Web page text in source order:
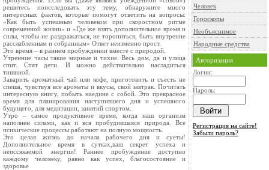
решитесь поисследовать эту тему, обнаружите много
интересных фактов, которые помогут ответить на вопросы:
«Как быть успешным человеком при скоростном ритме
современной жизни» и «Где же взять дополнительное время и
силы, чтобы не раздражаться, не торопиться, быть внутренне
расслабленным и собранным» Ответ неизменно прост.
Это время – в раннем пробуждении вместе с природой.
Утренние часы такие мирные и тихие. Весь дом, да и улица
спит. Спят дети. И можно действительно насладиться
тишиной.
Заварить ароматный чай или кофе, приготовить и съесть не
спеша, чувствуя все ароматы и вкусы, свой завтрак. Почитать
интересную книгу, побыть наедине с собой. Это прекрасное
время для планирования наступившего дня и успешного
будущего, для медитации, занятий спортом.
Утро – самое продуктивное время, когда наш организм
наполнен силами, как и вся пробудившаяся природа. Все
психические процессы работают на полную мощность.
Это целая жизнь до начала рабочего дня и суеты!
Дополнительное время в сутках,ваш секрет успеха и
неиссякаемой энергии! Раннее пробуждение доступно
каждому человеку, равно как успех, благосостояние и
здоровье
Человек
Гороскопы
Необъяснимое
Народные средства
Авторизация
Логин:
Пароль:
Регистрация на сайте!
Забыли пароль?